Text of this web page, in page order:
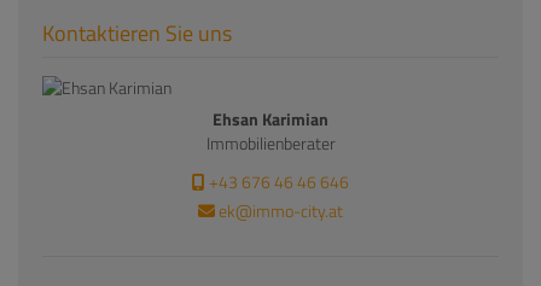
Kontaktieren Sie uns
Ehsan Karimian
Immobilienberater
+43 676 46 46 646
ek@immo-city.at